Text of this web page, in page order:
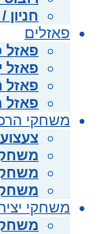
חניון
פאזלים
פאזל
פאזל
פאזל
פאזל
משחקי
משחק
משחקי